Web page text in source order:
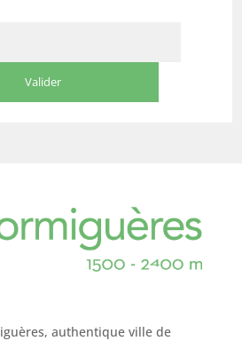
authentique ville de